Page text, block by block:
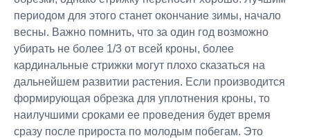
периодом для этого станет окончание зимы, начало
весны. Важно помнить, что за один год возможно
убирать не более 1/3 от всей кроны, более
кардинальные стрижки могут плохо сказаться на
дальнейшем развитии растения. Если производится
формирующая обрезка для уплотнения кроны, то
наилучшими сроками ее проведения будет время
сразу после прироста по молодым побегам. Это